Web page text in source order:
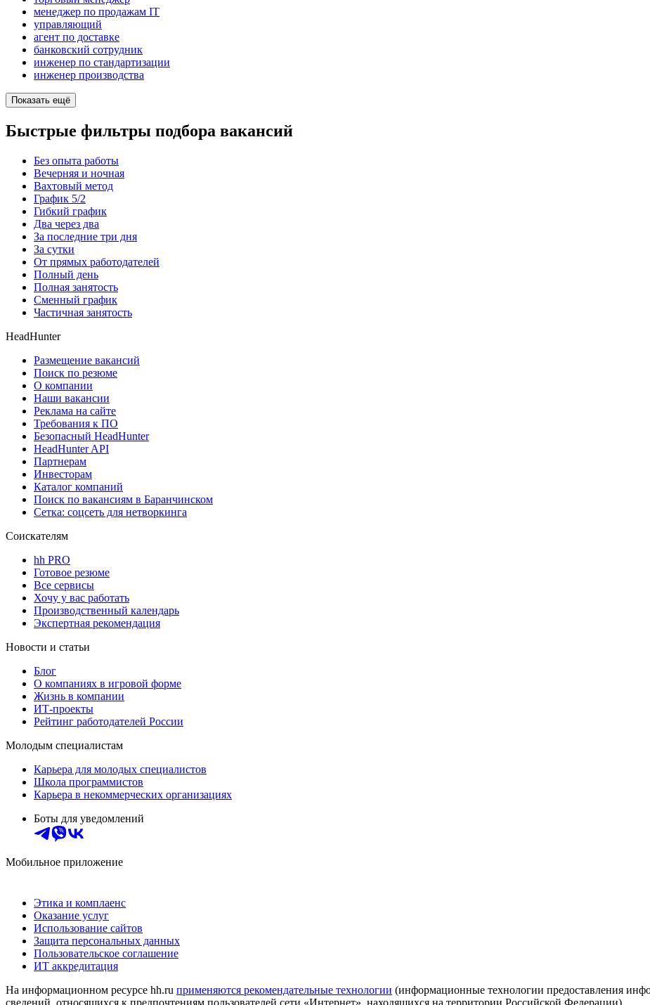
менеджер по продажам IT
управляющий
агент по доставке
банковский сотрудник
инженер по стандартизации
инженер производства
Показать ещё
Быстрые фильтры подбора вакансий
Без опыта работы
Вечерняя и ночная
Вахтовый метод
График 5/2
Гибкий график
Два через два
За последние три дня
За сутки
От прямых работодателей
Полный день
Полная занятость
Сменный график
Частичная занятость
HeadHunter
Размещение вакансий
Поиск по резюме
О компании
Наши вакансии
Реклама на сайте
Требования к ПО
Безопасный HeadHunter
HeadHunter API
Партнерам
Инвесторам
Каталог компаний
Поиск по вакансиям в Баранчинском
Сетка: соцсеть для нетворкинга
Соискателям
hh PRO
Готовое резюме
Все сервисы
Хочу у вас работать
Производственный календарь
Экспертная рекомендация
Новости и статьи
Блог
О компаниях в игровой форме
Жизнь в компании
ИТ-проекты
Рейтинг работодателей России
Молодым специалистам
Карьера для молодых специалистов
Школа программистов
Карьера в некоммерческих организациях
Боты для уведомлений
Мобильное приложение
Этика и комплаенс
Оказание услуг
Использование сайтов
Защита персональных данных
Пользовательское соглашение
ИТ аккредитация
На информационном ресурсе hh.ru применяются рекомендательные технологии (информационные технологии предоставления
сведений, относящихся к предпочтениям пользователей сети «Интернет», находящихся на территории Российской Федерации)